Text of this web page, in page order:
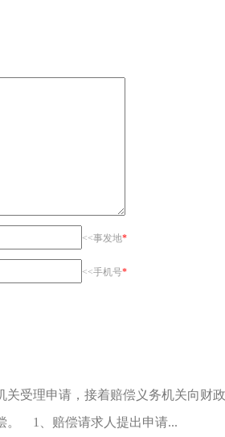
<<事发地*
<<手机号*
受理申请，接着赔偿义务机关向财
。 1、赔偿请求人提出申请...